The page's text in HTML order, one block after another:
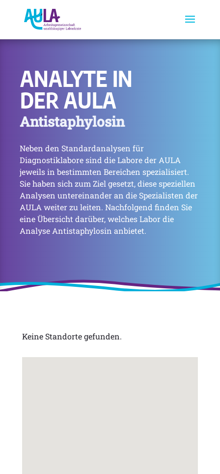
ANALYTE IN
DER AULA
Antistaphylosin
Neben den Standardanalysen für
Diagnostiklabore sind die Labore der AULA
jeweils in bestimmten Bereichen spezialisiert.
Sie haben sich zum Ziel gesetzt, diese speziellen
Analysen untereinander an die Spezialisten der
AULA weiter zu leiten. Nachfolgend finden Sie
eine Übersicht darüber, welches Labor die
Analyse Antistaphylosin anbietet.
Keine Standorte gefunden.